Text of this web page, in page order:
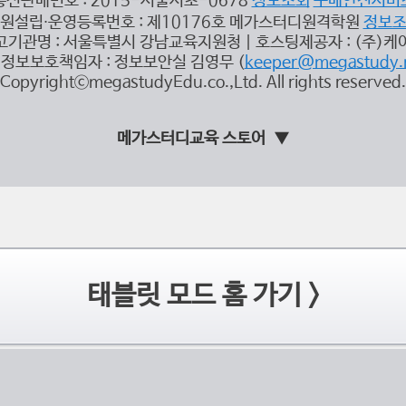
설립∙운영등록번호 : 제10176호 메가스터디원격학원 정보
기관명 : 서울특별시 강남교육지원청 | 호스팅제공자 : (주)케
보보호책임자 : 정보보안실 김영무 (
CopyrightⓒmegastudyEdu.co.,Ltd. All rights reserved.
메가스터디교육 스토어
태블릿 모드 홈 가기 >